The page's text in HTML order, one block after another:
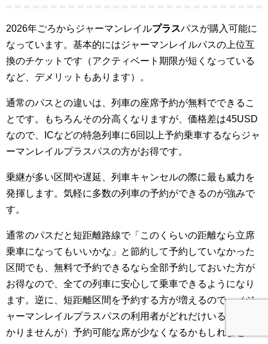
2026年ごろからジャーマンレイルプラスパスが購入可能に
なっています。基本的にはジャーマンレイルパスの上位互
換のチケットです（アクティベート期限が短くなっている
など、デメリットもあります）。
通常のパスとの違いは、列車の座席予約が無料でできるこ
とです。もちろんその分高くなりますが、価格差は45USD
なので、ICなどの特急列車に6回以上予約乗車するならジャ
ーマンレイルプラスパスの方がお得です。
乗継が多い区間や遅延、列車キャンセルの際に最も威力を
発揮します。気軽に多数の列車の予約ができるのが強みで
す。
通常のパスだと短距離路線で「このくらいの距離なら立席
乗車になってもいいかな」と節約して予約していなかった
区間でも、無料で予約できるなら全部予約しておいた方が
お得なので、全ての列車に安心して乗車できるようになり
ます。逆に、短距離区間を予約する方が増えるので、（ジ
ャーマンレイルプラスパスの利用者がどれだけいるのかわ
かりませんが）予約可能な席が少なくなるかもしれませ